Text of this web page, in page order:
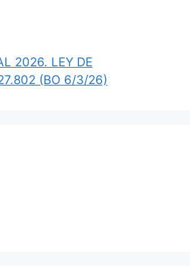
2026. LEY DE
(BO 6/3/26)